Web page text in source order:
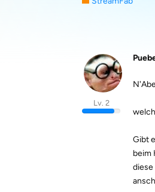
Lv. 2
Gibt
beim
diese